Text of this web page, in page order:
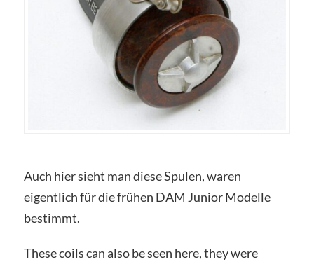
Auch hier sieht man diese Spulen, waren
eigentlich für die frühen DAM Junior Modelle
bestimmt.
These coils can also be seen here, they were